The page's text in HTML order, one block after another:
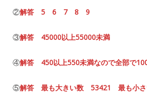
②解答 5 6 7 8 9
③解答 45000以上55000未満
④解答 450以上550未満なので全部で
⑤解答 最も大きい数 53421 最も小